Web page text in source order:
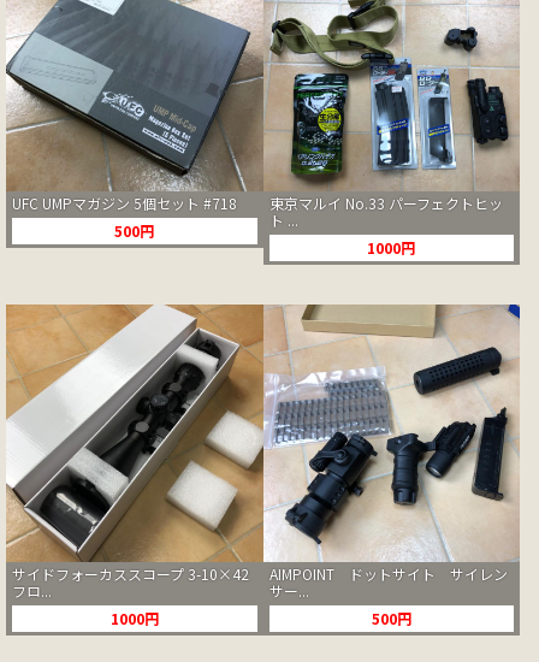
UFC UMPマガジン 5個セット #718
500円
東京マルイ No.33 パーフェクトヒッ
ト ...
1000円
サイドフォーカススコープ 3-10×42
フロ...
1000円
AIMPOINT ドットサイト サイレン
サー...
500円